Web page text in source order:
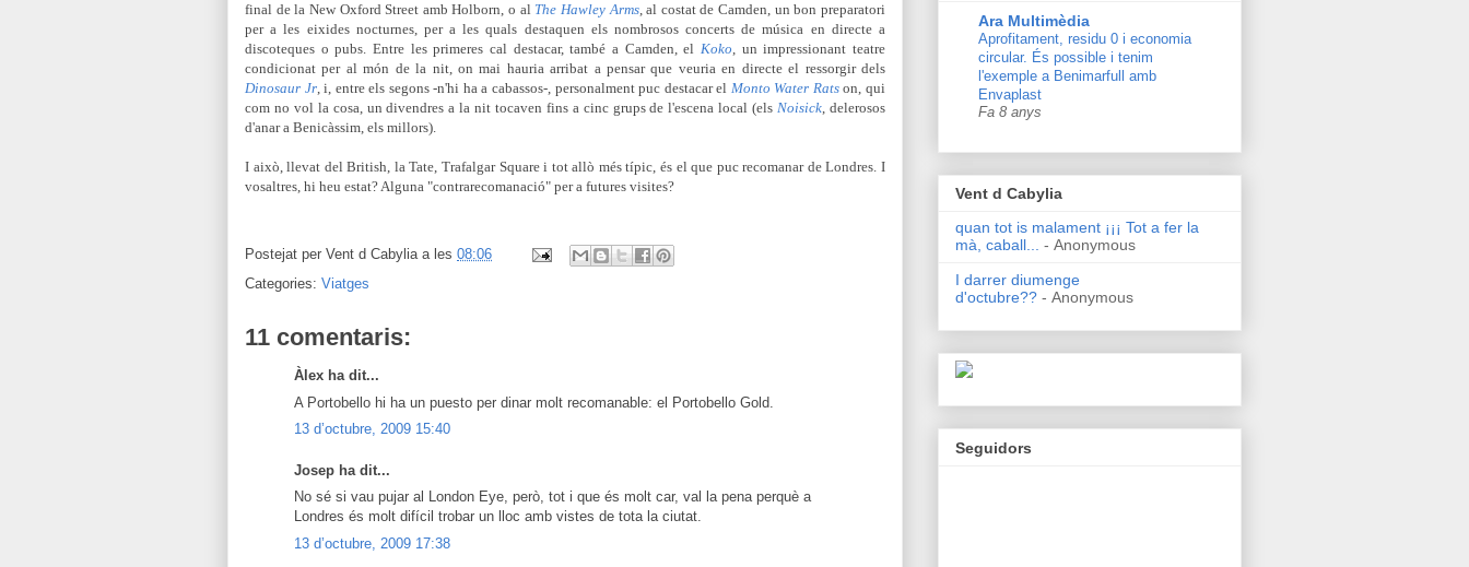
final de la New Oxford Street amb Holborn, o al The Hawley Arms, al costat de Camden, un bon preparatori
per a les eixides nocturnes, per a les quals destaquen els nombrosos concerts de música en directe a
discoteques o pubs. Entre les primeres cal destacar, també a Camden, el Koko, un impressionant teatre
condicionat per al món de la nit, on mai hauria arribat a pensar que veuria en directe el ressorgir dels
Dinosaur Jr, i, entre els segons -n'hi ha a cabassos-, personalment puc destacar el Monto Water Ratson, qui
com no vol la cosa, un divendres a la nit tocaven fins a cinc grups de l'escena local (elsNoisick, delerosos
d'anar a Benicàssim, els millors).
I això, llevat del British, la Tate, Trafalgar Square i tot allò més típic, és el que puc recomanar de Londres. I
vosaltres, hi heu estat? Alguna "contrarecomanació" per a futures visites?
Postejat per Vent d Cabylia a les 08:06
Categories: Viatges
11 comentaris:
Àlex ha dit...
A Portobello hi ha un puesto per dinar molt recomanable: el Portobello Gold.
13 d’octubre, 2009 15:40
Josep ha dit...
No sé si vau pujar al London Eye, però, tot i que és molt car, val la pena perquè a
Londres és molt difícil trobar un lloc amb vistes de tota la ciutat.
13 d’octubre, 2009 17:38
Ara Multimèdia
Aprofitament, residu 0 i economia
circular. És possible i tenim
l'exemple a Benimarfull amb
Envaplast
Fa 8 anys
Vent d Cabylia
quan tot is malament ¡¡¡ Tot a fer la
mà, caball...
- Anonymous
I darrer diumenge
d'octubre?? - Anonymous
Seguidors